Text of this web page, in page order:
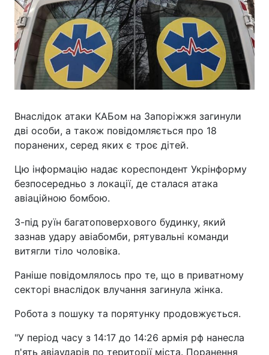
Внаслідок атаки КАБом на Запоріжжя загинули
дві особи, а також повідомляється про 18
поранених, серед яких є троє дітей.
Цю інформацію надає кореспондент Укрінформу
безпосередньо з локації, де сталася атака
авіаційною бомбою.
З-під руїн багатоповерхового будинку, який
зазнав удару авіабомби, рятувальні команди
витягли тіло чоловіка.
Раніше повідомлялось про те, що в приватному
секторі внаслідок влучання загинула жінка.
Робота з пошуку та порятунку продовжується.
"У період часу з 14:17 до 14:26 армія рф нанесла
п'ять авіаударів по території міста. Поранення